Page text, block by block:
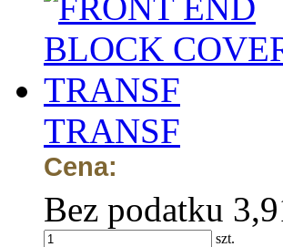
TRANSF
Cena:
Bez podatku
szt.